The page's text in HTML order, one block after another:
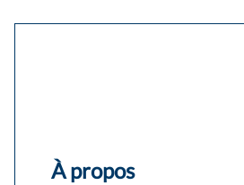
À propos